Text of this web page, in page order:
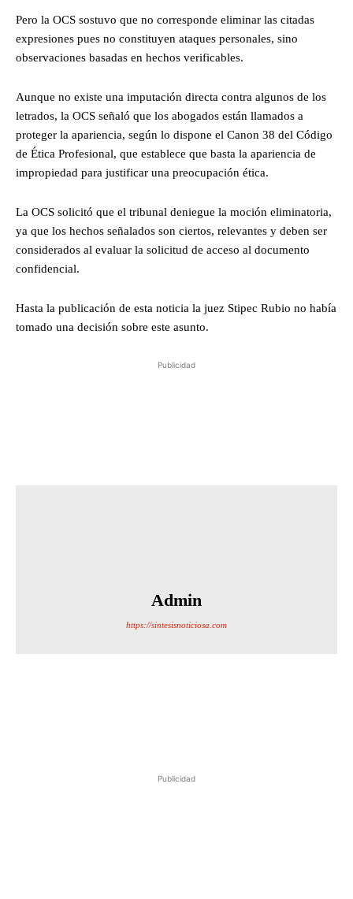
Pero la OCS sostuvo que no corresponde eliminar las citadas
expresiones pues no constituyen ataques personales, sino
observaciones basadas en hechos verificables.
Aunque no existe una imputación directa contra algunos de los
letrados, la OCS señaló que los abogados están llamados a
proteger la apariencia, según lo dispone el Canon 38 del Código
de Ética Profesional, que establece que basta la apariencia de
impropiedad para justificar una preocupación ética.
La OCS solicitó que el tribunal deniegue la moción eliminatoria,
ya que los hechos señalados son ciertos, relevantes y deben ser
considerados al evaluar la solicitud de acceso al documento
confidencial.
Hasta la publicación de esta noticia la juez Stipec Rubio no había
tomado una decisión sobre este asunto.
Publicidad
Admin
https://sintesisnoticiosa.com
Publicidad